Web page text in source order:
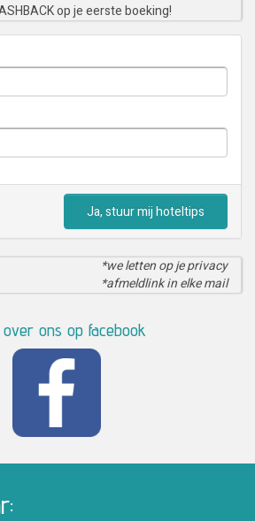
op je eerste boeking!
Ja, stuur mij hoteltips
*we letten op je privacy
*afmeldlink in elke mail
ons op facebook